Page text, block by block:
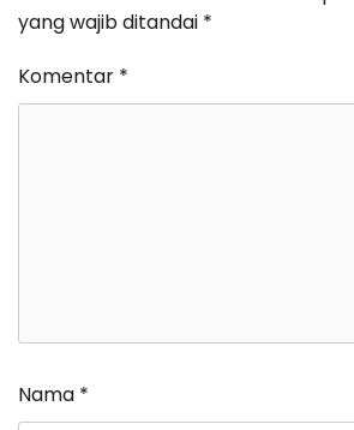
yang wajib ditandai *
Komentar *
Nama *